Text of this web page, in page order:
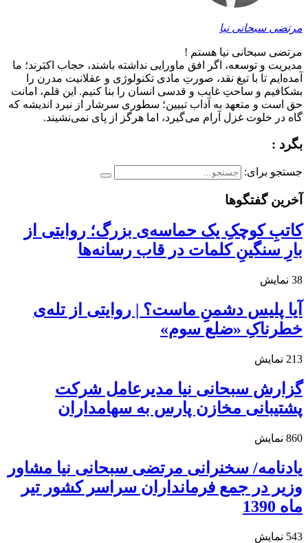
مرتضی سبحانی نیا
مرتضی سبحانی نیا هستم !
مدیریت و توسعه، اگر افق ماورایی نداشته باشند، حجاب اکبَرند؛ ما
آمده‌ایم تا با تیغ نقد، صورتِ مادی تکنولوژی و عقلانیت مدرن را
بشکافیم و ساحتِ غایب و قدسی انسان را بنا کنیم. این قلم، امانت
حق است و متعهد به آداب تبیین؛ سطوری سرشار از نبرد اندیشه که
گاه در خلوت غزل آرام می‌گیرد، اما هرگز از پای نمی‌نشیند.
بگرد :
جستجو برای:
آخرین گفتگوها
کاتبِ کوچکِ یک حماسه‌ی بزرگ؛ روایتی از
بارِ سنگینِ کلمات در قاب رسانه‌ها
38 نمایش
آیا پلیس دشمنِ ماست؟ | روایتی از تله‌ی
خطرناکِ «ضلع سوم»
213 نمایش
گزارش سبحانی نیا مدیرعامل شرکت
پشتیبانی مخازن پارس به سهامداران
860 نمایش
یادنامه/ سخنرانی مرتضی سبحانی نیا مشاور
وزیر در جمع فرمانداران سراسر کشور تیر
ماه 1390
543 نمایش